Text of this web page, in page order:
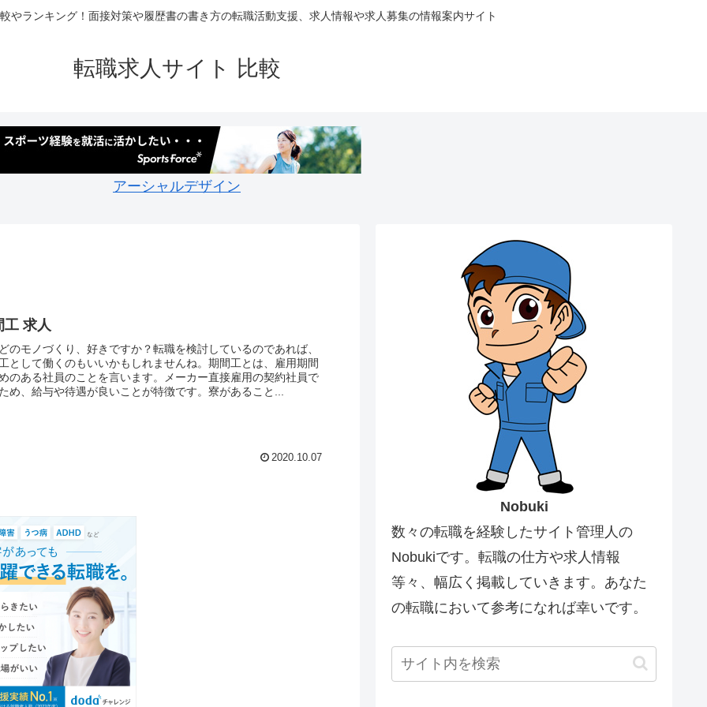
やランキング！面接対策や履歴書の書き方の転職活動支援、求人情報や求人募集の情報案内サイト
転職求人サイト 比較
アーシャルデザイン
工 求人
のモノづくり、好きですか？転職を検討しているのであれば、
として働くのもいいかもしれませんね。期間工とは、雇用期間
のある社員のことを言います。メーカー直接雇用の契約社員で
め、給与や待遇が良いことが特徴です。寮があること...
2020.10.07
Nobuki
数々の転職を経験したサイト管理人の
Nobukiです。転職の仕方や求人情報
等々、幅広く掲載していきます。あなた
の転職において参考になれば幸いです。